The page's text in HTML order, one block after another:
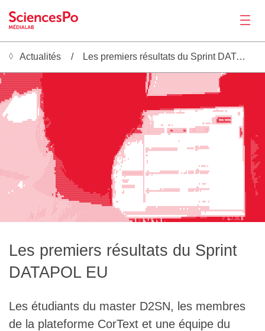
Actualités
Productions
Activités
Outils
Séminaire
L'équipe
Le médialab
Actualités Les premiers résultats du Sprint DATAPOL EU
▓▓▓▒▓▓▓▓▓▓▓▓▓▓▓▓▓▓▓▓▓▓▓▓▓▓▓▓▓▓▓▓▓▓▓▓████████████████████████████████████████████████████████████████████████████████████████▒▒▓▓▒░░▒░░░░░░░░░░░░░░░░░░░░░░░░░░░░░░░░░░░░░░░░░░░░░░░░░░░░░░░
▓▓▓▓▓▓▓▓▓▓▓▓▓▓▓▓▓▓▓▓▓▓▓▓▓▓▓▓▓▓▓▓▓▓▓▓███████████████████████████████████████████████████████████████████████████████████████▓▒▒▓▓▒░░░
▒▓▓▓▓▓▓▓▓▓▓▓▓▓▓▓▓▓▓▓▓▓▓▓▓▓▓▓▓▓▓▓▓▓█████████████████████████████████████████████████████████████████████████████████████████▓▒▒▓▓░░▒░
▒▓▓▓▓▓▓▓▓▓▓▓▓▓▓▓▓▓▓▓▓▓▓▓▓▓▓▓▓▓▓▓▓▓▓████████████████████████████████████████████████████████████████████████████████████████▒▒▓▓▒░░░
▓▓▓▓▓▓▓▓▓▓▓▓▓▓▓▓▓▓▓▓▓▓▓▓▓▓▓▓▓▓▓▓▓▓▓████████████████████████████████████████████████████████████████████████████████████████▒▒█▒░░░
▓▓▓▓▓▓▓▓▓▓▓▓▓▓▓▓▓▓▓▓▓▓▓▓▓▓▓▒▒▒▒▒▒▒▒▓███████████████████████████████████████████████████████████████████████████████████████▒▓▒░░░░░░░░░░░░░░░░░░░░░░░░░░░░░░░░░░░░░░░░░░░░░░░░░░░░░░░░░░
▓▓▓▓▓▓▓▓▓▓▓▒░░▒▒▓▓▓▓▒▒▒░░░░
▓▓▓▓▓▓▓▓▓▓▒░░░░░▒▒▒░░░
▓▓▓▓▓▓▓▓▓▓▒░   ░░░
▓▓▓▓▓▓▓▓▒▒░
▓▓▓▓▒▒▒▒░░
▓▒▒▒▒▒░░░
▒▒░░░░░░
░░░░░░░
░░░░░░
░░░░░                          ░ ░▒▓▓██████████████████████████████████████████████████████████████████████████████████████████████████▓▓▓▓▓▓▓▓▓▓▓▓▒▒▒▒▒▒▒▒▒▒▒░░░░░░░░░░░░░░           ░
░░░░                           ░ ░▒▒▓████████████████████████████████████████████████████████████████████████████████████▒▓▓▒▒▒░░░░░░░░░░░░░░░░░░░░     ░            ░░             ░░░░░░░░░ ░░
░░░                            ░ ░░▒▒▓█████████████████████████████████████████████████████████████████████████████████▓▓▒▒▒░░░░░░░░░░░░░░░ ░░░░░░░░ ░░░░░░░                                             ░░
░░   ░░                        ░ ░░▒░▓█████████████████████████████████████████████████████████████████████████████████▓▒▒▒▒░░░░░░░░░░                                                                   ░░
░░░ ░░                         ░░░▒▒▒▓█████████████████████████████████████████████████████████████████████████████████▓▓▓▒▒░  ░░                                                     ░░░░░░░░░░░░░░
░░░░░░                         ░░▒▒▒▓▓█▓▓█████████████████████████████████████████████████████████████████████████████▓▓▓▒▒▒░░  ░                                                  ░░░░▒▓▓▓▓▓▓▓▓▓▓▓▒
░░░░░░░                ░░░░   ░░▒▒▒▒▒▓▓▓▓▓█████████████████████████████████████████████████████████████████████████████▓▒▒▒░░░░ ░                                                  ░░░░▓▓▒▒▒▒▓▒▒▒▒▒▒
░░░░░░░░░░░        ░░░░░░░░░░░░░░▒▒▒▒▓████▓████████████████████████████████████████████████████████████████████████████▓▓▒░░░░░░░░                                                 ░░░░▓▓▓▓▓▓▓▓▓▓▓▓▒
░░░░░░░░░░░░░░░░░░░░░░░░░░░░░░░░░▒░░░▓███▓▓█████████████████████████████████████████████████████████████████████████████▓▒░░░░░ ░░                                         ░░ ░░░░ ░░░░▒▒▒▒▒▒▒▒▒░░░░
░░░░░░░░░░░░░░░░░░░░░░░░░░░░░░░▒▒▒░░░▒█▓▓▓███████████████████████████████████████████████████████████████████████████▓▓█▒░░░░░░░░░      ░░    ░░ ░
░░░░░░░░░░░░░░░░░░░░░░░░░░░░░░░▒▒▒░░▒▒▓▓▓███████████████████████████████████████████████████████████████████████████▓▓▓▓▒▒░░░░░░░░                                   ░░░░░░░░░░░░
░░░░░░░░░░░░░░░░░░░░░░░░░░░░░░░▒░▒░░▒▒▓█████████████████████████████████████████████████████████████████████████▓▓█▓▒▒▒░░░░░░░░░░░░░░░░░░░░  ░░░░░░░░░░░░░▒▒▒░  ░░░▒▒░░░░░░░░▒▒▒░
░░░░░░░░░░░░░░░░░░░░░░░░░░░░░░░▒░▒░▒▒▓▓████████████████████████████████████████████████████████████████████████▓██▓▓▓▓▓▒▒░░░░▒░░░░░░░░░░░░░  ░▒▒▓▓▒▒▒▒▒▒▒▒▒▓▓▒  ░░▒▒▒▒░░░░░░░▒▒▒░
░░░░░░░░░░░░░░░░░░░░░░░░░░░░░░▒▒▒▒░▒▒▒▓███████████████████████████████████████████████████████████████████████▓██▓▓▓▓▓▓▓▒░░░░▒░░░░░░░░░░░░░  ░▒▒▒▒▒▒▒▒▒▒▒▒▒▒▒░  ░░░░░░░░░░░░░░░░
░░░░░░░░░░░░░░░░░░░░░░░░░░░░░░▒▒░▒░░░▒▓████████████████████████████████████████████████████████████████████▓▓▓▓▓▒▒▒▒▒▒▒░░░░░░░░░░░░░░░░░      ░░
░░░░░░░░░░░░░░░░░░░░░░░░░░░░░░▒▒░▒▒░▒▒▓███████████████████████████████████████████████████████████████████▓▒▓▓▒▒▒▒░░░░░░░░
░░░░░░░░░░░░░░░░░░░░░░░░░░░░░░▒▒▒▒░░▒▒▒▓▓█████████████████████████████████████████████████████████████████▓▓▒▒░░▒▒░░░░░░░░
░░░░░░░░░░░░░░░░░░░░░░░░░░░░░░░▒▒▒▒░▒▒▒▒▓▓███████████████████████████████████████████████████████████████▓▒▒▒░░░░░░░░░░░░░
░░░░░░░░░░░░░░░░░░░░░░░░░░░░░░░▒▒▒▒▒▒▒▒▒▒▒▓██████████████████████████████████████████████████████████████▒░░░░░░░░░ ░░  ░░                             ░
░░░░░░░░░░░░░░░░░░░░░░░░░░░░░░░▒▒▒▒▒▒▒▒▒▒▓▓█████████████████████████████████████████████████████████████▒░░░  ░     ░   ░░
░░░░░░░░░░░░░░░░░░░░░░░░░░░░░░░░▒▒▒▒▒▒▒▒▓▓██▓▓█████████████████████████████████████████████████████████▓░░ ░░░           ░
░░░░░░░░░░░░░░░░░░░░░░░░░░░░░░░░▒▒▒▒▒▒▒▓▓▓▓▒▓████████████████████████████████████████████████████████▓▓░░░               ░                                           ░░░ ░░░░░░░
░░░░░░░░░░░░░░░░░░░░░░░░░░░░░░░░░▒▒░▒▒▒▒▒▓▓▓▓▓████████████████████████████████████████████████████████▒░░░               ░ ░░░  ░░░░░░░░░░░░░░░░░░░░░░        ░░░░░░ ░░░░░░░░░░░░
░░░░░░░░░░░░░░░░░░░░░░░░░░░░░░░░░▒▒▒▒▒▒▒▒▓▓▓▓▓███████████████████████████████████████████████████████▒░░░                ░ ░░░░░░░░░░░░░░░░░░░░░░░░░░░               ░░
░░░░░░░░░░░░░░░░░░░░░░░░░░░░░░░░░░▒▒▒▒▒▓▒▒▒▒▓▓██████████████████████████████████████████████████████▒░░░░                ░ ░░
░░░░░░░░░░░░░░░░░░░░░░░░░░░░░░░░░░░░▒▒▒▒░░░░▒▓█████████████████████████████████████████████████████▒░ ░░░                ░
░░░░░░░░░░░░░░░░░░░░░░░░░░░░░░░░░░░░▒▒▒▒░░▒▒▒▓▓██████████████████████████████████████████████████▓▒░░░░░░░               ░ ░░
░░░░░░░░░░░░░░░░░░░░░░░░░░░░░░░░░░░░░▒░░░░▒▒▒▓▓▓████████████████████████████████████████████████▓░░░ ░ ░░░               ░
░░░░░░░░░░░░░░░░░░░░░░░░░░░░░░░░░░░░░░░░░░▒▒▒▓▓▓▓▓██████████████████████████████████████████████▓░░  ░ ░    ░            ░
░░░░░░░░░░░░░░░░░░░░░░░░░░░░░░░░░░░░░░░░░░▒▒▒▒▒▓▓▓▓▓████████████████████████████████████████████▒░░    ░ ░               ░  ░
░░░░░░░░░░░░░░░░░░░░░░░░░░░░░░░░░░░░░░░░░▒▒▒▒▒▒▓▓▓▓▓▓███████████████████████████████████████████▒░░░  ░░                 ░  ░
░░░░░░░░░░░░░░░░░░░░░░░░░░░░░░░░░░░░░░░░░▒▒▒▒▒▒▓▓▓▓▓▓██████████████████████████████████████████▓░░░ ░                    ░
░░░░░░░░░░░░░░░░░░░░░░░░░░░░░░░░░░░░░░░░▒▒▒▒▒▒▒▓▓▓▓▓▓▓█████████████████████████████████████████▒░░    ░                  ░                                              ░ ░░░░ ░
░░░░░░░░░░░░░░░░░░░░░░░░░░░░░░░░░░░░░░░▒▒▒▒▒▒▒▓▓▓▓▓█▓▓█████████████████████████████████████████▒                         ░
▒▒▒░░░░░░░░░░░░░░░░░░░░░░░░░░░░░░░░░░▒▒▒▒▒▒▒▒▒▓▓▓▓▓▓██▓███████████████████████████████████████▓░░░   ░                   ░                                            ░░
▒▒▒▒▒▒▒▒▒░░░░░░░░░░░░░░░░░░░░░░░░░░░░░▒▒▒▒▒▒▒▒▒▓▓▓▓▓▓██▓██████████████████████████████████████▓░░ ░░   ░░░░░░░░░░░░░░░░░░░  ░░         ░░░░░░░░░░░░░░░░      ░ ░░░░░ ░▒░░░░░░░░░░
▒▒▒▒▒▒▒▒▒▒▒▒▒▒▒░░░░░░░░░░░░░░░░░░░░░░▒▒▒▒▒▒▒▒▒▓▓▓▓▓▓▓▓████████████████████████████████████████▓░░ ░    ░▒▒▒▒▒▒▒▒▒▒▒▒▒▒▒▒░░ ░░░░░░░░░░░░░░░░░░░░░░░░░░░░  ░ ░░░ ░░░░░ ░░░ ░░░░░░░
▒▒▒▒▒▒▒▒▒▒▒▒▒▒▒▒▒▒▒▒░░░░░░░░░░░░░░░░▒▒▒▒▒▒▒▒▒▒▒▓▓▓▓▓▓▓▓███████████████████████████████████████▒░       ░░░░░░░░░░░░░░░░░░░ ░░░  ░
░░░░░▒▒▒▒▒▒▒▒▒▒▒▒▒▒▒▒▒▒▒▒░░░░░░░░░░▒▒▒▒▒▒▒▒▒▒▒▒▓▓▓▓▓▓▓▓▓██████████████████████████████████████▒░  ░      ░               ░
░░░░░░░░░░░░▒▒▒▒▒▒▒▒▒▒▒░░░░░░░░░░░▒▒▒▒▒▒▒▒▒▒▒▒▒▓▓▓▓▓▓▓▓▓▓▓████████████████████████████████████▒░░                        ░
░░░░░░░░░░░░░░░░░░░░▒░░░░░░░░░░░▒▒▒▒▒▒▒▒▒▒▒▒▒▒▒▓▓▓▓▓▓▓▓▓▓▓▓█▓█████████████████████████████████▓░░      ░░░░░░            ░
░░░░░░░░░░░░░░░░░  ░░░░░░░░░░░▒▒▒▒▒▒▒▒▒▒▒▒▒▒▒▒▒▓▓▓▓▓▓▓▓▓▓▓▓▓▓▓████████████████████████████████▓░░░      ░░░░             ░
░░░░░░░░░░░░░░░░   ░░░░░░░░░░▒▒▒▒▒▒▒▒▒▒▒▒▒▒▒▒▒▒▓▓▓▓▓▓▓▓▓▓▓▓▓▓▓▓███████████████████████████████▓░░                        ░                                              ░  ░░░
░░░░░░░░░░░░░░░    ░ ░░░░░░▒▒▒▒▒▒▒▒▒▒▒▒▒▒▒▒▒▒▒▒▓▓▓▓▓▓▓▓▓▓▓▓▓▓▓▓▓▓▓████████████████████████████▒░░      ░░░░░░░░░░░       ░
░░░░░░░░░░░░░░░░░  ░░░░░░░░░░▒▒▒▒▒▒▒▒▒▒▒▒▒▒▒▒▒▒▓▓▓▓▓▓▓▓▓▓▓▓▓▓▓▓▓▓▓████████████████████████████▒░░      ░░░░░░░░░░░       ░                                            ░░
░░░░░░░░░░░░░░░░░░░░░░░░░░░░░░▒▒▒▒▒▒▒▒▒▒▒▒▒▒▒▒▒▒▓▓▓▓▓▓▓▓▓▓▓▓▓▓▓▓▓▓▓▓▓▓█████████████████████▓▓█▓░░                        ░  ░░         ░░ ░░░░░░░░░░░░░░       ░░░░░░░░░░░░░░░░░░
░░░░░░░░░░ ░░░░░░░░░░░░░░░░░░░░░▒▒▒▒▒▒▒▒▒▒▒▒▒▒▒▒▓▓▓▓▓▓▓▓▓▓▓▓▓▓▓▓▓▓▓▓▓▓▓███████████████████████▓░░░      ░                ░ ░░░░░░░░░░░░░░░░░░░░░░░░░░░░░       ░░░░░ ░░░ ░
░░░░░░░ ░░░░░░░░░░░░░░░░░░░░░░░░░░░▒▒▒▒▒▒▒▒▒▒▒▒▓▓▒▓▓▓▓▓▓▓▓▓▓▓▓▓▓▓▓▓▓▓▓▓▓▓▓▓▓███▓▓██████████▓██▓░░░     ░░                ░  ░░
░░░░░░░░░░░░░░░░░░░░░░░░░░░░░░░░░░░░░░▒▒▒▒▒▒▓▒▒▓▒▒▒▓▓▓▓▓▓▓▓▓▓▓▓▓▓▓▓▓▓▓▓▓▓▓▓▓▓▓▓▓▓▓▓▓▓████▓▓▓██▓░ ░                       ░░
░░░░░░░░░░░░░░░░░░░░░░░░░░░░░░░░░░░░░░░░░░▒▒▒▒▒▓▓▒▒▒▒▒▓▓▓▓▓▓▓▓▓▓▓▓▓▓▓▓▓▓▓▓▓▓▓▓▓▓▓▓▓▓▓█▓▓▓▓▓▓██▓░░                        ░░
░░░░░░░░░░░░░░░░░░░░░░░░░░░░░░░░░░░░░░░░░░░░░░▒▒▒▒▒▒▓▓▓▓▓▓▓▓▓▓▓▓▓▓▓▓▓▓▓▓▓▓▓▓▓▓▓▓▓▓▓▓▓▓▓▓▓▓▓▓██▓ ░                        ░░
░░░░░░░░░░░░░░░░░░░░░░░░░░░░░░░░░░░░░░░░░░░░░░▒░░▒▒▒▒▒▒▒▒▒▓▓▓▓▓▓▓▓▓▓▓▓▓▓▓▓▓▓▓▓▓▓▓▓▓▓▓▓▓▓▓▓▓▓▓█▓                          ░░
░░░░░░░░░░░░░░░░░░░░░░░░░░░░░░░░░░░░░░░░░░░░░░▒░▒░░░░░░░░░▒▒▒▒▒▒▒▒▒▓▓▓▓▓▓▓▓▓▓▓▓▓▓▓▓▓▓▓▓▓▓▓▓▓▓█▓   ░░                     ░░                                             ░  ░░░  ░
░░░░░░░░░░░░░░░░░░░░░░░░░░░░░░░░░░░░░░░░░░░░░░▒▒▒░░░░░░░░░▒░░▒▒░▒▒▒▒▒▒▒▒▒▒▒▒▒▓▓▓▓▓▓▓▓▓▓▓▓▓▓▓▓█▓░
░░░░░░░░░░░░░░░░░░░░░░░░░░░░░░░░░░░░░░░░░░░░░░▒░░░░░░░░░░░▒░▒▒▒▒▒▒▒▒▒▒▒▒▒▒▒▒▒▒▒▒▒▒▒▒▒▒▓▓▓▓▓▓▓▓▓░                                                                       ░
░░░░░░░░░░░░░░░░░░░░░░░░░░░░░░░░░▒░░░░░░░░░░░▒▒░░░░░░░░░▒░░░▒▒▒▒▒▒▒▒▒▒▒▒▒▒▒▒▒▒▒▒▒▒▒▒▒▒▒▒▒▒▒▒▒▒▒░░                           ░░░░░░░░ ░░░░░░░░░░░░░░░░░░░░░░░░░░░░░░░░░░░░░░░░░░░░
░░░░░░░░░░░░░░░░░░░░░░░░░░░░░░░░░░░░▒░▒░░░░░░▒▒▒▒░░░░░░▒▒▒▒▒▒▒▒▒▒▒▒▒▒▒▒▒▒▒▒▒▒▒▒▒▒▒▒▒▒▒▒▒▒▒▒▒▒▒▒▒▒▒░░░                      ░░░░░░░░░░░░░░░░░░░░░░░░░░░░░ ░░ ░░ ░░░░░░░░░ ░░░░░░░░
░░░░░░░░░░░░░░░░░░░░░░░░░░░░░░░░▒░░▒▒▒▒░░░░░░▒▒▒░░░░░▒░▒▒▒▒▒▒▒▒▒▒▒▒▒▒▒▒▒▒▒▒▒▒▒▒▒▒▒▒▒▒▒▒▒▒▒▒▒▒▒▒▒▒▒▒▒▒░
░░░░░░░░░░░░░░░░░░░░░░░░░░▒░░░░░▒░▒▒▒▒░░░░░░▒▒▒░░░░░░▒░▒▒▒▒▒▒▒▒▒▒▒▒░▒▒▒▒▒▒▒▒▒▒▒▒▒▒▒▒▒▒▒▒▒▒▒▒▒▒▒▒▒▒▒▒▒▒░ ░░░░░░░░░░░░░░░░░░░░░░░░░░░░░░░░░░░░░░░░░░░░░░░░░░░░░░░░░░░░░░░░░░   ░
░░░░░░░░░░░░░░░░░░░░░░░░░░▒▒░░░▒▒▒▒▒▒▒░░░░░░▒░░░░░▒░▒▒▒▒▒▒▒▒▒▒▒▒░▒▒▒▒▒▒▒▒▒▒▒▒▒▒▒▒▒▒▒▒▒▒▒▒▒▒▒▒▒▒▒▒▒▒▒▒▒▒░░ ░░░░░░░░░░░░░░░░░░░░░░░░░░░░░░░░░░░░░░░░░░░░░░░░░░░░░░░░░░░░░░░░
░░░░░░░░░░░░░░░░░░░░░░░░░▒▒▒▒░░▒░▒▒▒▒▒░░░░░░░░░░░░▒░▒▒▒▒▒▒░▒▒▒▒░░▒░▒▒▒▒▒▒▒▒▒▒▒▒▒▒▒▒▒▒▒▒▒▒▒▒▒▒▒▒▒▒▒▒▒▒▒▒▒▒░░
Les premiers résultats du Sprint
DATAPOL EU
Les étudiants du master D2SN, les membres
de la plateforme CorText et une équipe du